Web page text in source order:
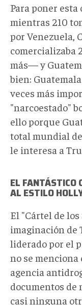
Para poner esta
mientras 210
por Venezuela,
comercializaba
más— y
bien:
veces más
"narcoestado"
ello porque
total mundial
le interesa a
EL FANTÁSTICO
AL ESTILO
El "Cártel de
imaginación de
liderado por el
no se
agencia
documentos de
casi ninguna